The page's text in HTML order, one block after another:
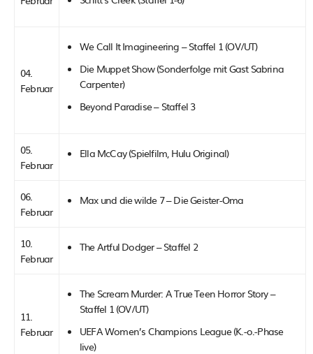
04.
Februar
We Call It Imagineering – Staffel 1 (OV/UT)
Die Muppet Show (Sonderfolge mit Gast Sabrina
Carpenter)
Beyond Paradise – Staffel 3
05.
Februar
Ella McCay (Spielfilm, Hulu Original)
06.
Februar
Max und die wilde 7 – Die Geister-Oma
10.
Februar
The Artful Dodger – Staffel 2
11.
Februar
The Scream Murder: A True Teen Horror Story –
Staffel 1 (OV/UT)
UEFA Women’s Champions League (K.-o.-Phase
live)